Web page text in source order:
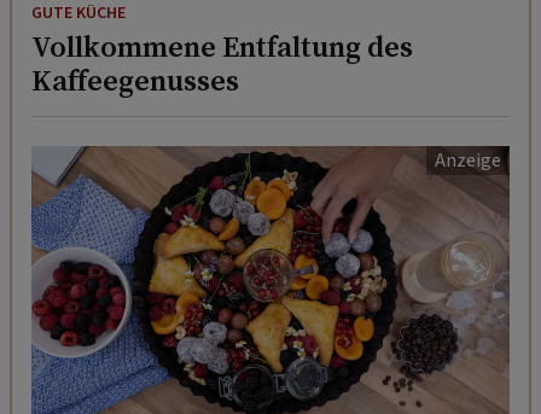
GUTE KÜCHE
Vollkommene Entfaltung des
Kaffeegenusses